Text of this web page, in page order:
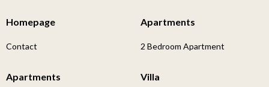
Homepage
Contact
Apartments
2 Bedroom Apartment
Apartments Villa